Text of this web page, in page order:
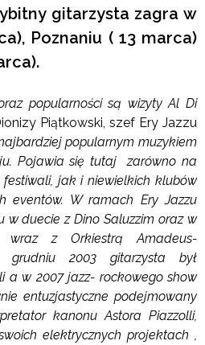
gitarzysta zagra w
Poznaniu ( 13 marca)
popularności są wizyty Al Di
Piątkowski, szef Ery Jazzu
popularnym muzykiem
Pojawia się tutaj zarówno na
festiwali, jak i niewielkich klubów
eventów. W ramach Ery Jazzu
w duecie z Dino Saluzzim oraz w
wraz z Orkiestrą Amadeus-
grudniu 2003 gitarzysta był
a w 2007 jazz- rockowego show
entuzjastyczne podejmowany
kanonu Astora Piazzolli,
elektrycznych projektach ,